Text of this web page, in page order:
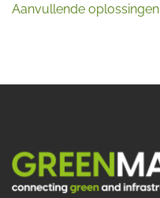
Aanvullende oplossingen